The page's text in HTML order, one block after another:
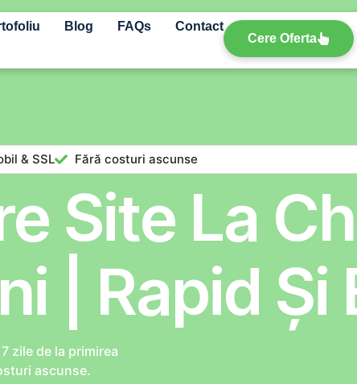
Blog FAQs
Contact
Cere Oferta
& SSL Fără costuri ascunse
Site La
| Rapid Și
zile de la primirea
ascunse.